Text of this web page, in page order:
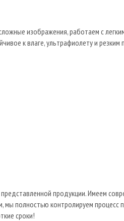
изображения, работаем с
к влаге, ультрафиолету и резким
продукции. Имеем
полностью контролируем процесс
сроки!